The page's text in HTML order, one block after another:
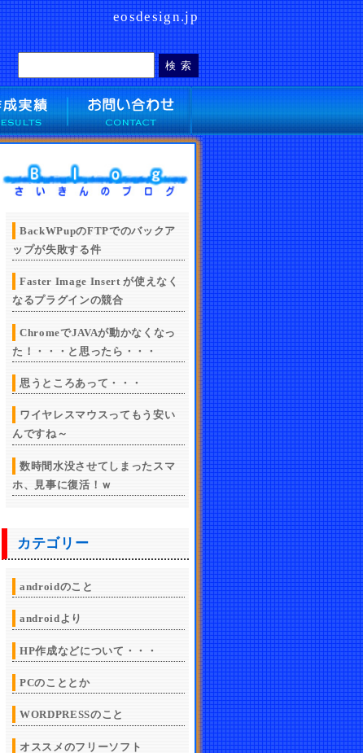
eosdesign.jp
BackWPupのFTPでのバックア
ップが失敗する件
Faster Image Insert が使えなく
なるプラグインの競合
ChromeでJAVAが動かなくなっ
た！・・・と思ったら・・・
思うところあって・・・
ワイヤレスマウスってもう安い
んですね～
数時間水没させてしまったスマ
ホ、見事に復活！ｗ
カテゴリー
androidのこと
androidより
HP作成などについて・・・
PCのこととか
WORDPRESSのこと
オススメのフリーソフト